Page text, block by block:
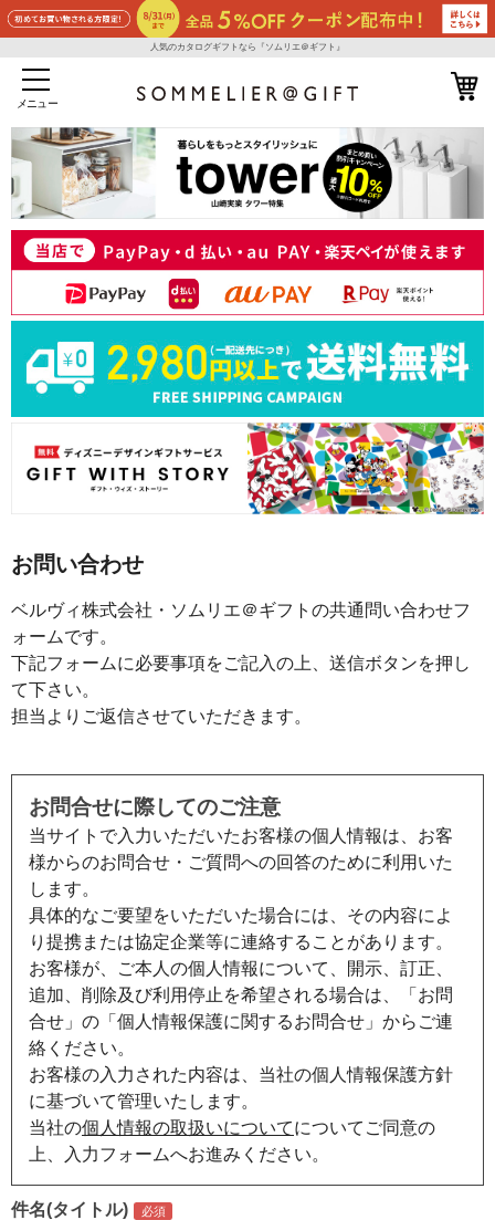
人気のカタログギフトなら『ソムリエ＠ギフト』
メニュー
お問い合わせ
ベルヴィ株式会社・ソムリエ＠ギフトの共通問い合わせフ
ォームです。
下記フォームに必要事項をご記入の上、送信ボタンを押し
て下さい。
担当よりご返信させていただきます。
お問合せに際してのご注意
当サイトで入力いただいたお客様の個人情報は、お客
様からのお問合せ・ご質問への回答のために利用いた
します。
具体的なご要望をいただいた場合には、その内容によ
り提携または協定企業等に連絡することがあります。
お客様が、ご本人の個人情報について、開示、訂正、
追加、削除及び利用停止を希望される場合は、「お問
合せ」の「個人情報保護に関するお問合せ」からご連
絡ください。
お客様の入力された内容は、当社の個人情報保護方針
に基づいて管理いたします。
当社の個人情報の取扱いについてについてご同意の
上、入力フォームへお進みください。
件名(タイトル)